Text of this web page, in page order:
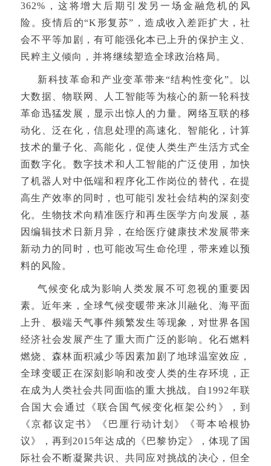
362%，这将增大后期引发另一场金融危机的风
险。疫情后的“K形复苏”，造成收入差距扩大，社
会不平等加剧，有可能强化本已上升的保护主义、
民粹主义倾向，并将继续塑造全球政治格局。
新科技革命和产业变革带来“结构性变化”。以
大数据、物联网、人工智能等为核心的新一轮科技
革命迅猛发展，显示出惊人的力量。网络互联的移
动化、泛在化，信息处理的高速化、智能化，计算
技术的量子化、高能化，促使人类生产生活方式全
面数字化。数字技术和人工智能的广泛使用，加快
了机器人对中低端和程序化工作岗位的替代，在提
高生产效率的同时，也可能引发社会结构的深刻变
化。生物技术向精准医疗和再生医学方向发展，基
因编辑技术日新月异，在给医疗健康技术发展带来
新动力的同时，也可能改写生命伦理，带来难以预
料的风险。
气候变化成为影响人类发展不可忽视的重要因
素。近年来，全球气候变暖带来冰川融化、海平面
上升、极端天气事件频繁发生等现象，对世界各国
经济社会发展产生了重大而广泛的影响。化石燃料
燃烧、森林面积减少等因素加剧了地球温室效应，
全球变暖正在深刻影响和改变人类的生存环境，正
在成为人类社会共同面临的重大挑战。自1992年联
合国大会通过《联合国气候变化框架公约》，到
《京都议定书》《巴厘行动计划》《哥本哈根协
议》，再到2015年达成的《巴黎协定》，体现了国
际社会不断凝聚共识、共同应对挑战的决心，但全